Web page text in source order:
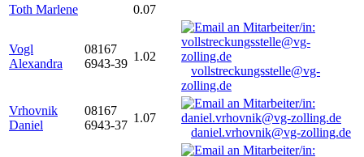
Toth Marlene
0.07
Vogl
Alexandra
08167
6943-39
1.02
vollstreckungsstelle@vg-
zolling.de
Vrhovnik
Daniel
08167
6943-37
1.07
daniel.vrhovnik@vg-zolling.de